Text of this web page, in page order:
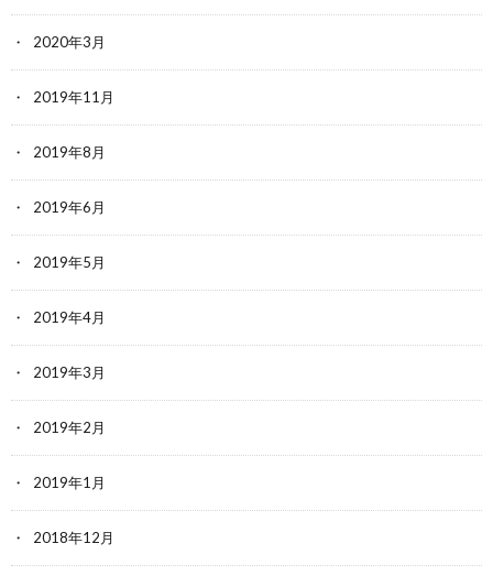
2020年3月
2019年11月
2019年8月
2019年6月
2019年5月
2019年4月
2019年3月
2019年2月
2019年1月
2018年12月